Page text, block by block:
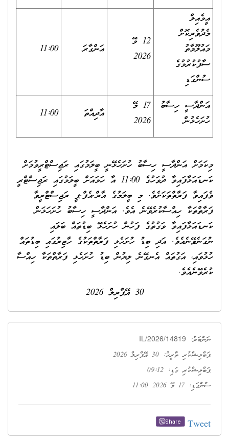
އީމެއިލް
މެދުވެރިކޮށް
މައުލޫމާތު
ސާފުކުރުމުގެ
ސުންގަޑި
12 މޭ
2026
އަންގާރަ 11:00
އަންދާސީ ހިސާބު
ހުށަހެޅުން
17 މޭ
2026
އާދިއްތަ 11:00
މިކަމަށް އަންދާސީ ހިސާބު ހުށަހެޅޭނީ ބީލަމުގައި ރަޖިސްޓްރީވުމަށް
ކަނޑައަޅާފައިވާ ދުވަހުގެ 11:00 އާ ހަމައަށް ބީލަމުގައި ރަޖިސްޓްރީ
ވެފައިވާ ފަރާތްތަކަށެވެ. މި ބީލަމުގެ އާރް.އެފް.ޕީ ރަޖިސްޓްރީވާ
ފަރާތްތަކާ ހިއްސާކުރެވޭނެ އެވެ. އަންދާސީ ހިސާބު ހުށަހަޅަން
ކަނޑައަޅާފައިވާ ވަގުތުގެ ފަހުން ހުށަހެޅޭ ބިޑުތައް ބަލައި
ނުގަނެވޭނެއެވެ. އަދި ބިޑު ހުށަހެޅި ފަރާތްތަކުގެ ހާޒިރުގައި ބިޑުތައް
ހުޅުވައި، އަގުތައް އެނގޭނެ ލިޔުން ބިޑު ހުށަހެޅި ފަރާތްތަކާ ހިއްސާ
ކުރެވޭނެއެވެ.
30 އޭޕްރިލް 2026
ނަންބަރު: IL/2026/14819
ޕަބްލިޝްކުރި ތާރީޚު: 30 އޭޕްރިލް 2026
ޕަބްލިޝްކުރި ގަޑި: 09:12
ސުންގަޑި: 17 މޭ 2026 11:00
Tweet
Share